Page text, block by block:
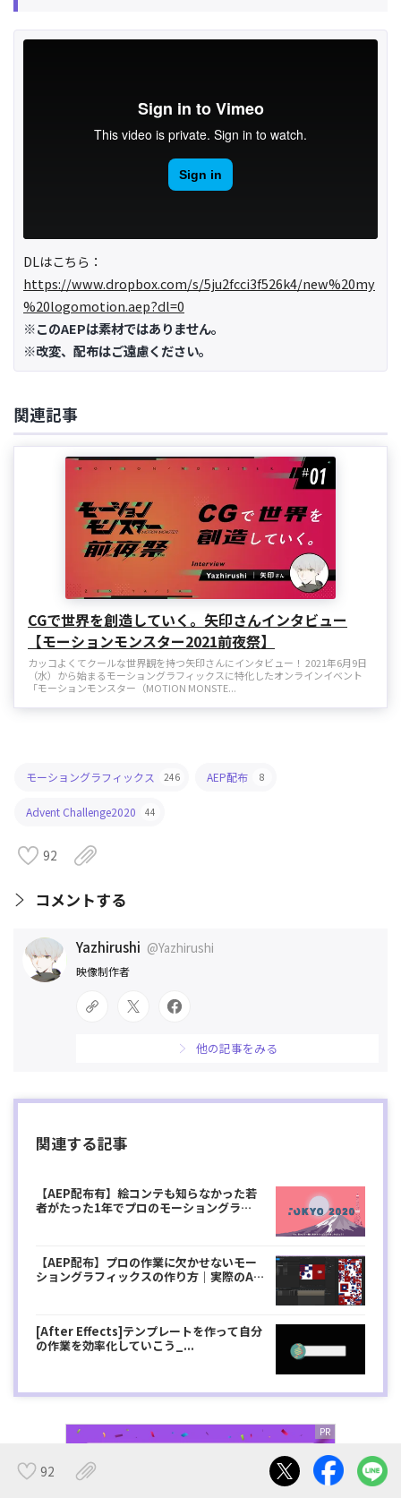
92
DLはこちら：
https://www.dropbox.com/s/5ju2fcci3f526k4/new%20my
%20logomotion.aep?dl=0
※このAEPは素材ではありません。
※改変、配布はご遠慮ください。
関連記事
CGで世界を創造していく。矢印さんインタビュー
【モーションモンスター2021前夜祭】
カッコよくてクールな世界観を持つ矢印さんにインタビュー！ 2021年6月9日
（水）から始まるモーショングラフィックスに特化したオンラインイベント
「モーションモンスター（MOTION MONSTE...
モーショングラフィックス 246 AEP配布 8
Advent Challenge2020 44
92
コメントする
Yazhirushi @Yazhirushi
映像制作者
他の記事をみる
関連する記事
【AEP配布有】絵コンテも知らなかった若
者がたった1年でプロのモーショングラ
【AEP配布】プロの作業に欠かせないモー
ショングラフィックスの作り方｜実際のA
[After Effects]テンプレートを作って自分
の作業を効率化していこう_...